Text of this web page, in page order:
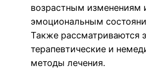
возрастным изменениям
эмоциональным
Также рассматриваются
терапевтические и
методы лечения.